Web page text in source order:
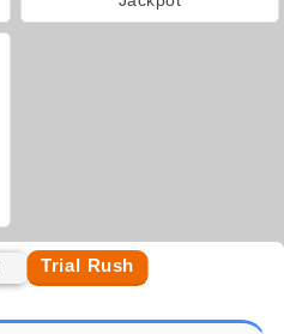
Trial Rush